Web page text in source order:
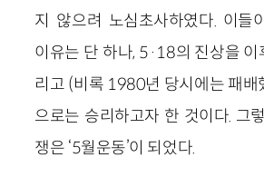
지 않으려 노심초사하였다. 이들
이유는 단 하나, 5·18의 진상을 이
리고 (비록 1980년 당시에는 패배
으로는 승리하고자 한 것이다. 그
쟁은 ‘5월운동’이 되었다.